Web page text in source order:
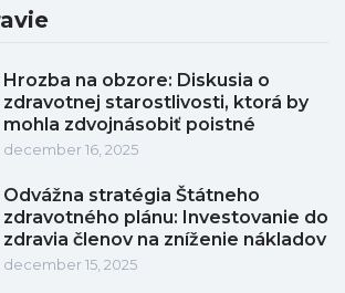
Hrozba na obzore: Diskusia o
zdravotnej starostlivosti, ktorá by
mohla zdvojnásobiť poistné
december 16, 2025
Odvážna stratégia Štátneho
zdravotného plánu: Investovanie do
zdravia členov na zníženie nákladov
december 15, 2025